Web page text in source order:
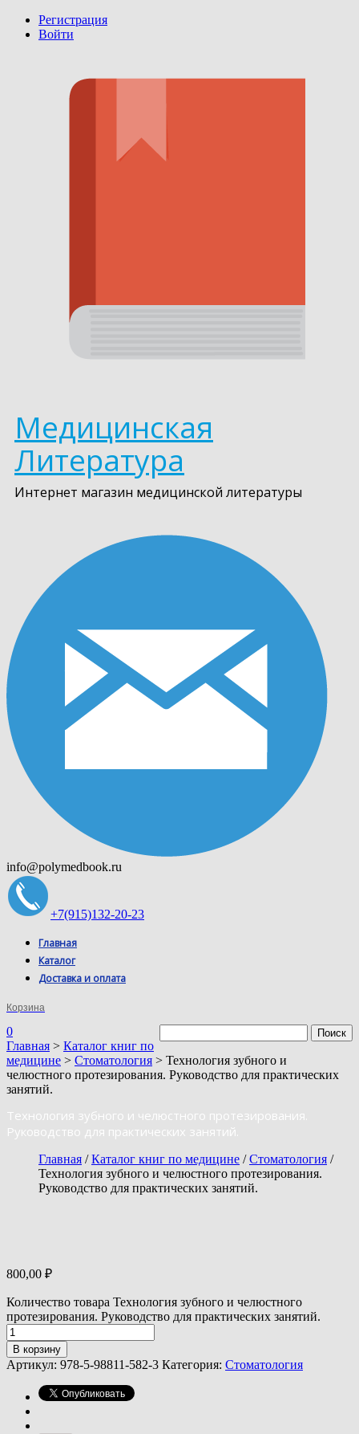
Регистрация
Войти
Медицинская
Литература
Интернет магазин медицинской литературы
info@polymedbook.ru
+7(915)132-20-23
Главная
Каталог
Доставка и оплата
Корзина
0
Главная > Каталог книг по
медицине > Стоматология > Технология зубного и
челюстного протезирования. Руководство для практических
занятий.
Технология зубного и челюстного протезирования.
Руководство для практических занятий.
Главная /Каталог книг по медицине /Стоматология /
Технология зубного и челюстного протезирования.
Руководство для практических занятий.
800,00 ₽
Количество товара Технология зубного и челюстного
протезирования. Руководство для практических занятий.
В корзину
Артикул: 978-5-98811-582-3 Категория: Стоматология